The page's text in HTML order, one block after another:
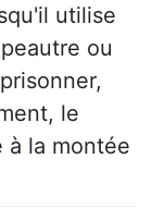
utilise
ou
le
à la montée